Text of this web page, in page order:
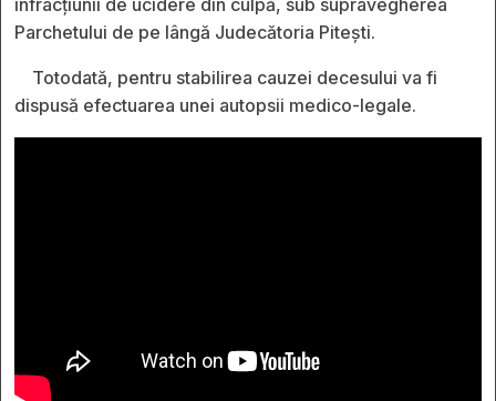
infracțiunii de ucidere din culpă, sub supravegherea
Parchetului de pe lângă Judecătoria Pitești.
Totodată, pentru stabilirea cauzei decesului va fi
dispusă efectuarea unei autopsii medico-legale.